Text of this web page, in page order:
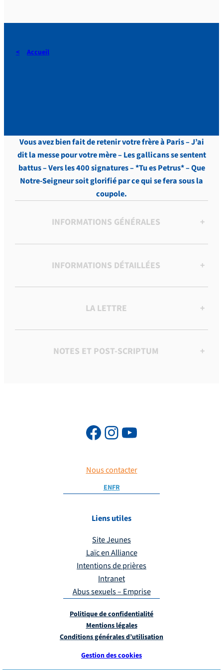
Accueil
Vous avez bien fait de retenir votre frère à Paris – J’ai
dit la messe pour votre mère – Les gallicans se sentent
battus – Vers les 400 signatures – *Tu es Petrus* – Que
Notre-Seigneur soit glorifié par ce qui se fera sous la
coupole.
INFORMATIONS GÉNÉRALES +
INFORMATIONS DÉTAILLÉES +
LA LETTRE +
NOTES ET POST-SCRIPTUM +
Nous contacter
ENFR
Liens utiles
Site Jeunes
Laïc en Alliance
Intentions de prières
Intranet
Abus sexuels – Emprise
Politique de confidentialité
Mentions légales
Conditions générales d’utilisation
Gestion des cookies